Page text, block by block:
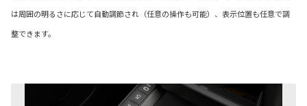
は周囲の明るさに応じて自動調節され（任意の操作も可能）、表示位置も任意で調
整できます。